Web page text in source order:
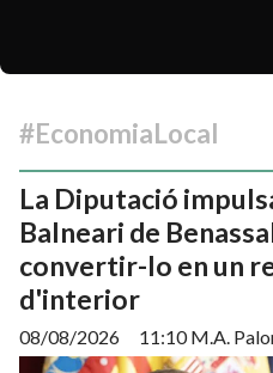
#EconomiaLocal
La Diputació
Balneari de
convertir-lo en un
d'interior
11:10 M.A.
08/08/2026